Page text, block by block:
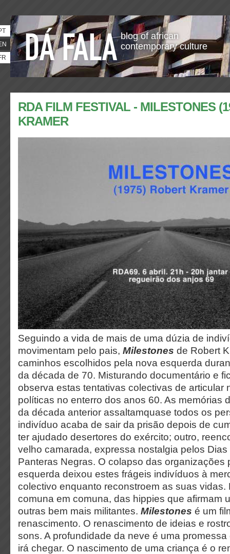
blog of african
contemporary culture
RDA FILM FESTIVAL - MILESTONES
KRAMER
Seguindo a vida de mais de uma dúzia de
movimentam pelo pais, Milestones de Robert
caminhos escolhidos pela nova esquerda
da década de 70. Misturando documentário e
observa estas tentativas colectivas de articular
políticas no enterro dos anos 60. As memórias
da década anterior assaltamquase todos os
indivíduo acaba de sair da prisão depois de
ter ajudado desertores do exército; outro,
velho camarada, expressa nostalgia pelos
Panteras Negras. O colapso das organizações
esquerda deixou estes frágeis indivíduos à
colectivo enquanto reconstroem as suas vidas.
comuna em comuna, das hippies que afirmam
outras bem mais militantes. Milestones é um
renascimento. O renascimento de ideias e
sons. A profundidade da neve é uma
irá chegar. O nascimento de uma criança é o